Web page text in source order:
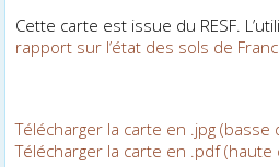
Cette carte est issue du RESF.
rapport sur l’état des sols de
Télécharger la carte en .jpg (basse
Télécharger la carte en .pdf (haute